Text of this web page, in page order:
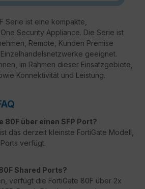
Serie ist eine kompakte,
Security Appliance. Die Serie ist
Remote, Kunden Premise
geeignet.
im Rahmen dieser Einsatzgebiete,
Konnektivität und Leistung.
80F über einen SFP Port?
das derzeit kleinste FortiGate Modell,
verfügt.
Shared Ports?
verfügt die FortiGate 80F über 2x